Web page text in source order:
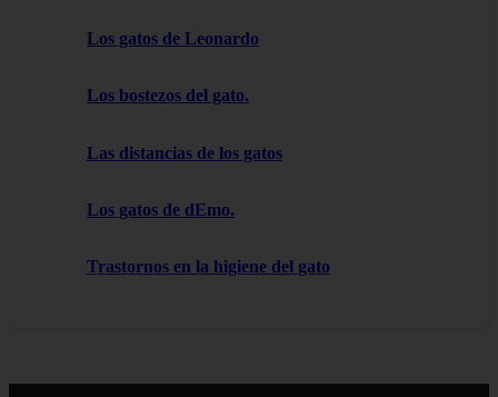
Los gatos de Leonardo
Los bostezos del gato.
Las distancias de los gatos
Los gatos de dEmo.
Trastornos en la higiene del gato